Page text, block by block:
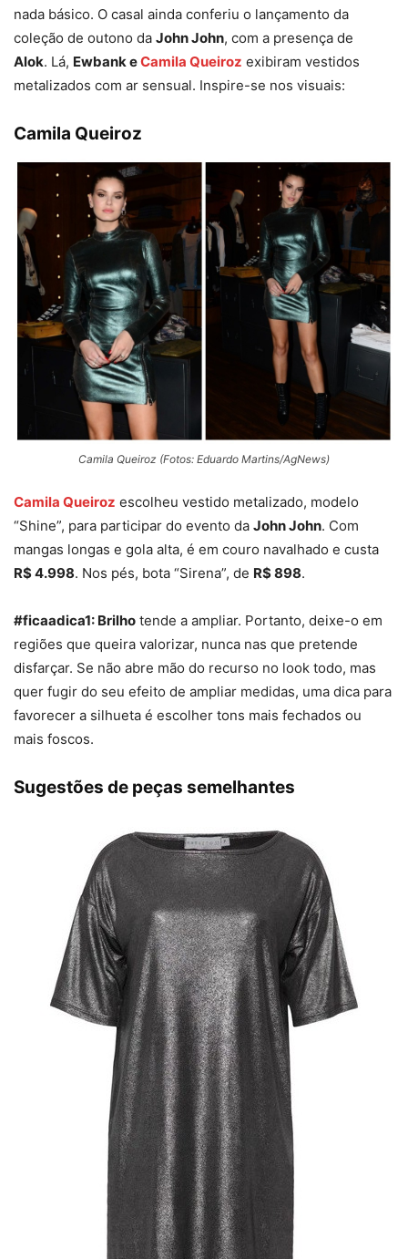
nada básico. O casal ainda conferiu o lançamento da
coleção de outono da John John, com a presença de
Alok. Lá, Ewbank eCamila Queiroz exibiram vestidos
metalizados com ar sensual. Inspire-se nos visuais:
Camila Queiroz
Camila Queiroz (Fotos: Eduardo Martins/AgNews)
Camila Queiroz escolheu vestido metalizado, modelo
“Shine”, para participar do evento da John John. Com
mangas longas e gola alta, é em couro navalhado e custa
R$ 4.998. Nos pés, bota “Sirena”, de R$ 898.
#ficaadica1: Brilho tende a ampliar. Portanto, deixe-o em
regiões que queira valorizar, nunca nas que pretende
disfarçar. Se não abre mão do recurso no look todo, mas
quer fugir do seu efeito de ampliar medidas, uma dica para
favorecer a silhueta é escolher tons mais fechados ou
mais foscos.
Sugestões de peças semelhantes